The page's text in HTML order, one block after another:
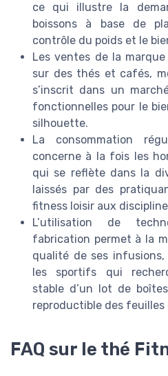
ce qui illustre la
boissons à base de
contrôle du poids et le
Les ventes de la
sur des thés et cafés,
s’inscrit dans un
fonctionnelles pour le
silhouette.
La consommation
concerne à la fois les
qui se reflète dans la
laissés par des
fitness loisir aux
L’utilisation de
fabrication permet à la
qualité de ses
les sportifs qui
stable d’un lot de
reproductible des feuilles
FAQ sur le thé